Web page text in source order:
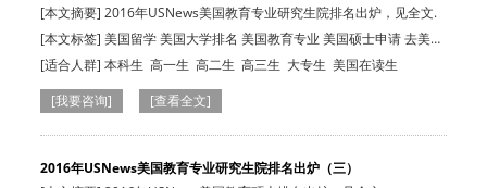
[本文摘要] 2016年USNews美国教育专业研究生院排名出炉，见全文.
[本文标签] 美国留学 美国大学排名 美国教育专业 美国硕士申请 去美国
读研
[适合人群] 本科生 高一生 高二生 高三生 大专生 美国在读生
[我要咨询]
[查看全文]
2016年USNews美国教育专业研究生院排名出炉（三）